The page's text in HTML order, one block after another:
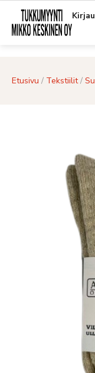
Etusivu / Tekstiilit/